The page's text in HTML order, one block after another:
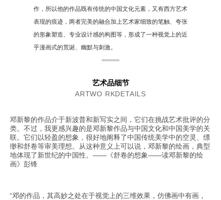
作，所以他的作品既有传统的中国文化元素，又有西方艺术
表现的痕迹，两者完美的融合加上艺术家细致的笔触、夸张
的形象塑造、专业设计感的构图等，形成了一种视觉上的近
乎漫画式的荒诞、幽默与刺激。
艺术品细节
ARTWO RKDETAILS
邓新黎的作品介于新波普和新写实之间，它们在挑战艺术批评的分
类。不过，我更感兴趣的是邓新黎作品与中国文化和中国美学的关
联。它们以轻盈的想象，很好地阐释了中国传统美学中的空灵、缥
缈和舒卷等审美理想。从这种意义上可以说，邓新黎的绘画，典型
地体现了新世纪的中国性。——《舒卷的想象——读邓新黎的绘
画》彭锋
“邓的作品，其高妙之处在于视觉上的三维效果，仿佛画中有画，